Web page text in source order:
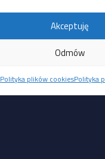
Akceptuję
Odmów
Polityka plików cookiesPolityka
są mniej straszne i
lub lokalnego dostępu:
luka typu CSV
złośliwego pliku
4.7